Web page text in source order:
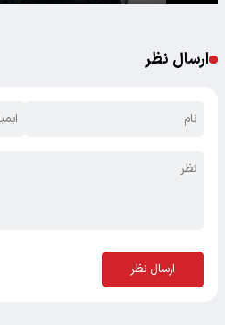
ارسال نظر
ارسال نظر